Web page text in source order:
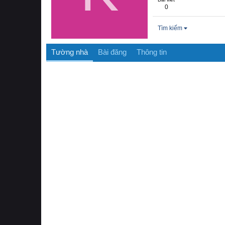
0
Tìm kiếm
Tường nhà Bài đăng Thông tin